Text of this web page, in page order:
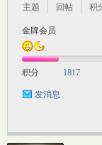
主题
回帖
积
金牌会员
积分 1817
发消息